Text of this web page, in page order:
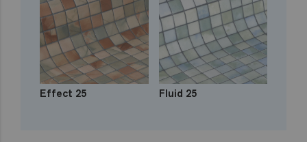
Effect 25 Fluid 25